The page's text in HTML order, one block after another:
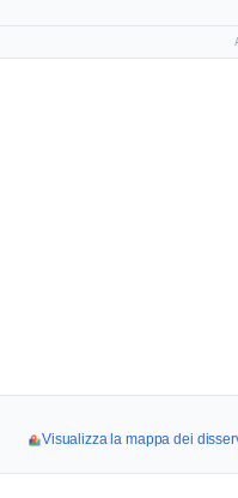
Visualizza la mappa dei